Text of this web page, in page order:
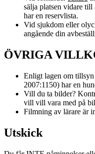
sälja platsen vidare
har en reservlista.
Vid sjukdom eller
angående din
ÖVRIGA
Enligt lagen om
2007:1150) har en
Vill du ta bilder?
vill vill vara med på
Filmning av lärare är
Utskick